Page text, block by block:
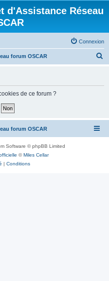
d'Assistance Réseau
Connexion
forum OSCAR
h
de ce forum ?
forum OSCAR
Software © phpBB Limited
©Miles Cellar
| Conditions